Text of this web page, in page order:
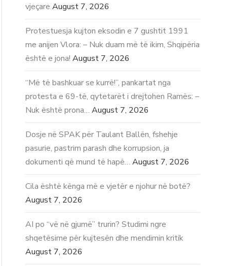
vjeçare August 7, 2026
Protestuesja kujton eksodin e 7 gushtit 1991
me anijen Vlora: – Nuk duam më të ikim, Shqipëria
është e jona! August 7, 2026
“Më të bashkuar se kurrë!”, pankartat nga
protesta e 69-të, qytetarët i drejtohen Ramës: –
Nuk është prona… August 7, 2026
Dosje në SPAK për Taulant Ballën, fshehje
pasurie, pastrim parash dhe korrupsion, ja
dokumenti që mund të hapë… August 7, 2026
Cila është kënga më e vjetër e njohur në botë?
August 7, 2026
AI po “vë në gjumë” trurin? Studimi ngre
shqetësime për kujtesën dhe mendimin kritik
August 7, 2026